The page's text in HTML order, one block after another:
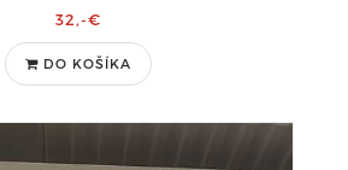
32,-€
DO KOŠÍKA